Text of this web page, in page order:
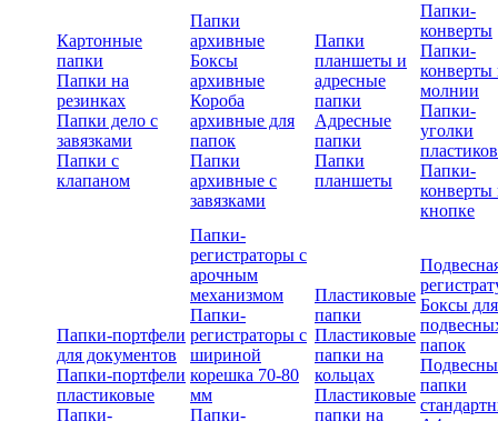
Картонные
папки
Папки на
резинках
Папки дело с
завязками
Папки с
клапаном
Папки
архивные
Боксы
архивные
Короба
архивные для
папок
Папки
архивные с
завязками
Папки
планшеты и
адресные
папки
Адресные
папки
Папки
планшеты
Папки-
конверты
Папки-
конверты
молнии
Папки-
уголки
Папки-
конверты
кнопке
Папки-портфели
для документов
Папки-портфели
пластиковые
Папки-
Папки-
регистраторы с
арочным
механизмом
Папки-
регистраторы с
шириной
корешка 70-80
мм
Папки-
Пластиковые
папки
Пластиковые
папки на
кольцах
Пластиковые
папки на
Боксы для
папок
папки